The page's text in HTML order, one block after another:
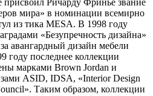
мира» в номинации всемирно
из тика MESA. В 1998 году
«Безупречность дизайна»
авангардный дизайн мебели
последнее коллекции
марками Brown Jordan и
ASID, IDSA, «Interior Design
Таким образом, коллекции